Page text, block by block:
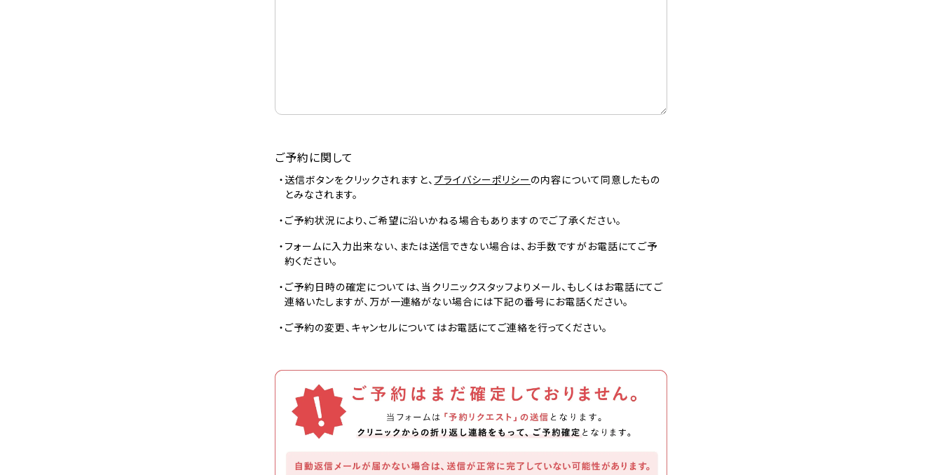
ご予約に関して
送信ボタンをクリックされますと、プライバシーポリシーの内容について同意したもの
とみなされます。
ご予約状況により、ご希望に沿いかねる場合もありますのでご了承ください。
フォームに入力出来ない、または送信できない場合は、お手数ですがお電話にてご予
約ください。
ご予約日時の確定については、当クリニックスタッフよりメール、もしくはお電話にてご
連絡いたしますが、万が一連絡がない場合には下記の番号にお電話ください。
ご予約の変更、キャンセルについてはお電話にてご連絡を行ってください。